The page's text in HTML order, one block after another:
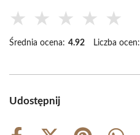
★ ★ ★ ★ ★
Średnia ocena: 4.92 Liczba ocen:
Udostępnij